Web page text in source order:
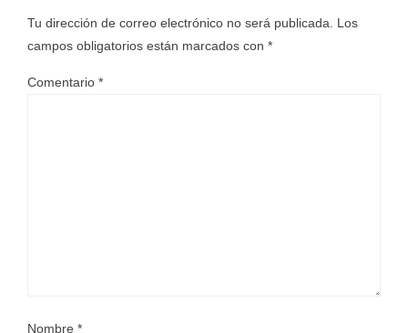
Tu dirección de correo electrónico no será publicada.
Los
campos obligatorios están marcados con *
Comentario *
Nombre *